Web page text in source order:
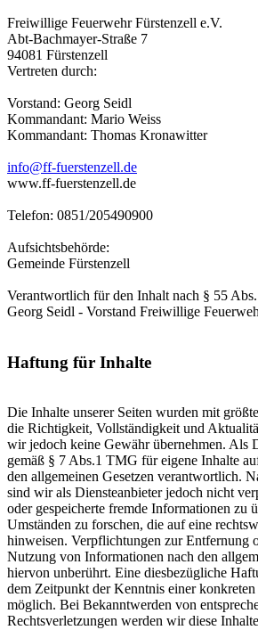
Freiwillige Feuerwehr Fürstenzell e.V.
Abt-Bachmayer-Straße 7
94081 Fürstenzell
Vertreten durch:
Vorstand: Georg Seidl
Kommandant: Mario Weiss
Kommandant: Thomas Kronawitter
info@ff-fuerstenzell.de
www.ff-fuerstenzell.de
Telefon: 0851/205490900
Aufsichtsbehörde:
Gemeinde Fürstenzell
Verantwortlich für den Inhalt nach § 55
Georg Seidl - Vorstand Freiwillige
Haftung für Inhalte
Die Inhalte unserer Seiten wurden mit
die Richtigkeit, Vollständigkeit und
wir jedoch keine Gewähr übernehmen. Als
gemäß § 7 Abs.1 TMG für eigene Inhalte
den allgemeinen Gesetzen verantwortlich.
sind wir als Diensteanbieter jedoch nicht
oder gespeicherte fremde Informationen zu
Umständen zu forschen, die auf eine
hinweisen. Verpflichtungen zur Entfernung
Nutzung von Informationen nach den
hiervon unberührt. Eine diesbezügliche
dem Zeitpunkt der Kenntnis einer
möglich. Bei Bekanntwerden von
Rechtsverletzungen werden wir diese